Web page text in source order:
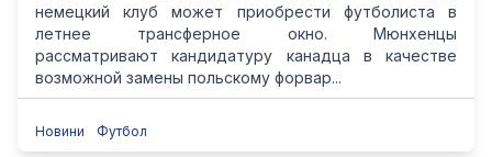
немецкий клуб может приобрести футболиста в
летнее трансферное окно. Мюнхенцы
рассматривают кандидатуру канадца в качестве
возможной замены польскому форвар...
Новини Футбол